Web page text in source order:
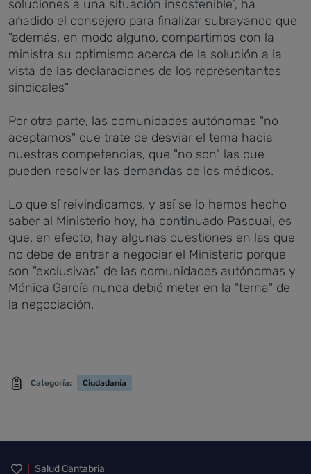
soluciones a una situación insostenible", ha
añadido el consejero para finalizar subrayando que
"además, en modo alguno, compartimos con la
ministra su optimismo acerca de la solución a la
vista de las declaraciones de los representantes
sindicales"
Por otra parte, las comunidades autónomas "no
aceptamos" que trate de desviar el tema hacia
nuestras competencias, que "no son" las que
pueden resolver las demandas de los médicos.
Lo que sí reivindicamos, y así se lo hemos hecho
saber al Ministerio hoy, ha continuado Pascual, es
que, en efecto, hay algunas cuestiones en las que
no debe de entrar a negociar el Ministerio porque
son "exclusivas" de las comunidades autónomas y
Mónica García nunca debió meter en la "terna" de
la negociación.
Categoría: Ciudadanía
Salud Cantabria